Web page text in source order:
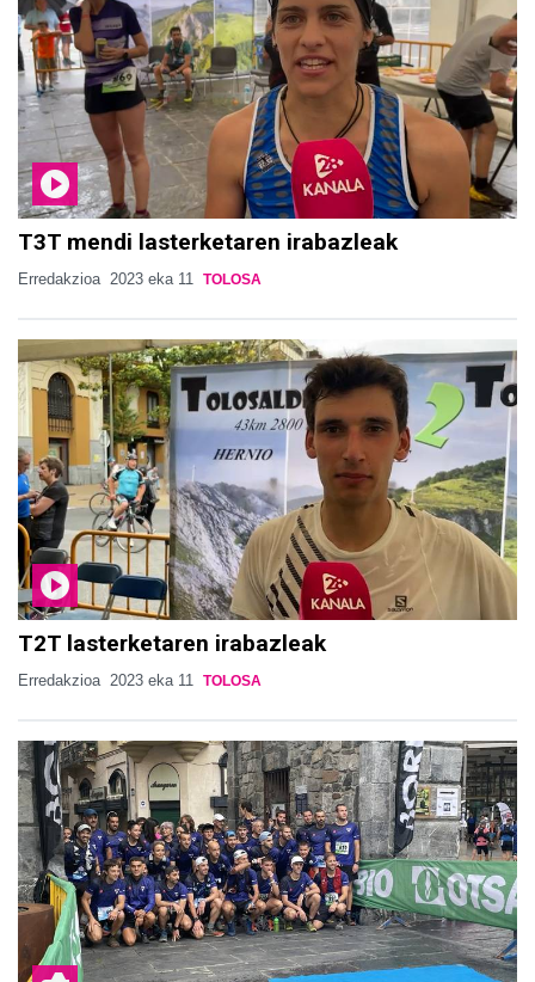
T3T mendi lasterketaren irabazleak
Erredakzioa 2023 eka 11 TOLOSA
T2T lasterketaren irabazleak
Erredakzioa 2023 eka 11 TOLOSA